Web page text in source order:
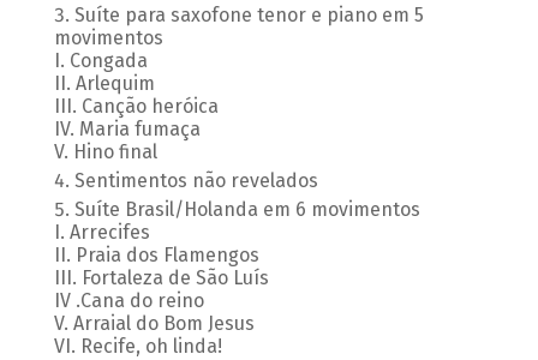
Suíte para saxofone tenor e piano em 5
movimentos
I. Congada
II. Arlequim
III. Canção heróica
IV. Maria fumaça
V. Hino final
Sentimentos não revelados
Suíte Brasil/Holanda em 6 movimentos
I. Arrecifes
II. Praia dos Flamengos
III. Fortaleza de São Luís
IV .Cana do reino
V. Arraial do Bom Jesus
VI. Recife, oh linda!